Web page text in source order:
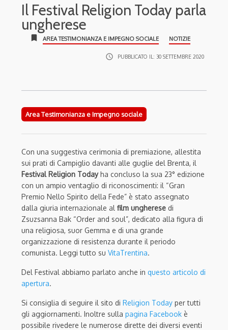
Il Festival Religion Today parla
ungherese
bookmark AREA TESTIMONIANZA E IMPEGNO SOCIALE NOTIZIE
access_time PUBBLICATO IL: 30 SETTEMBRE 2020
Area Testimonianza e Impegno sociale
Con una suggestiva cerimonia di premiazione, allestita
sui prati di Campiglio davanti alle guglie del Brenta, il
Festival Religion Todayha concluso la sua 23° edizione
con un ampio ventaglio di riconoscimenti: il “Gran
Premio Nello Spirito della Fede” è stato assegnato
dalla giuria internazionale al film ungherese di
Zsuzsanna Bak “Order and soul”, dedicato alla figura di
una religiosa, suor Gemma e di una grande
organizzazione di resistenza durante il periodo
comunista. Leggi tutto su VitaTrentina.
Del Festival abbiamo parlato anche in questo articolo di
apertura.
Si consiglia di seguire il sito di Religion Today per tutti
gli aggiornamenti. Inoltre sulla pagina Facebook è
possibile rivedere le numerose dirette dei diversi eventi